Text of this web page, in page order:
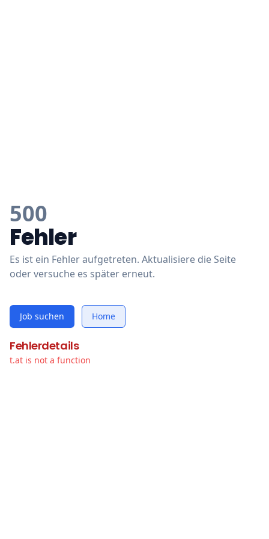
500
Fehler
Es ist ein Fehler aufgetreten. Aktualisiere die Seite
oder versuche es später erneut.
Job suchen Home
Fehlerdetails
t.at is not a function